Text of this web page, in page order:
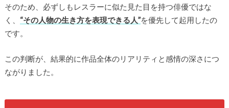
そのため、必ずしもレスラーに似た見た目を持つ俳優ではな
く、 “その人物の生き方を表現できる人”を優先して起用したの
です。
この判断が、結果的に作品全体のリアリティと感情の深さにつ
ながりました。